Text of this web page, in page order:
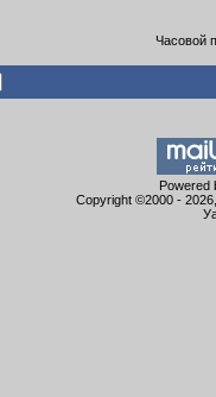
Часовой
Powered
Copyright ©2000 -